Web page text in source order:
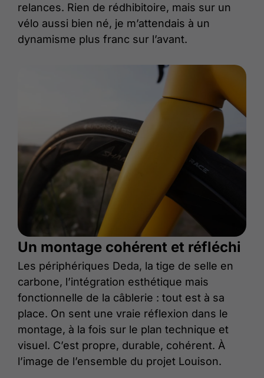
relances. Rien de rédhibitoire, mais sur un
vélo aussi bien né, je m’attendais à un
dynamisme plus franc sur l’avant.
Un montage cohérent et réfléchi
Les périphériques Deda, la tige de selle en
carbone, l’intégration esthétique mais
fonctionnelle de la câblerie : tout est à sa
place. On sent une vraie réflexion dans le
montage, à la fois sur le plan technique et
visuel. C’est propre, durable, cohérent. À
l’image de l’ensemble du projet Louison.